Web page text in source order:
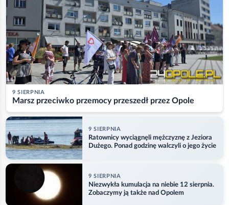
9 SIERPNIA
Marsz przeciwko przemocy przeszedł przez Opole
9 SIERPNIA
Ratownicy wyciągnęli mężczyznę z Jeziora
Dużego. Ponad godzinę walczyli o jego życie
9 SIERPNIA
Niezwykła kumulacja na niebie 12 sierpnia.
Zobaczymy ją także nad Opolem